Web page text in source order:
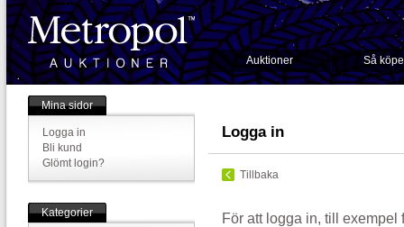
Auktioner Så
Mina sidor
Logga in
Bli kund
Glömt login?
Kategorier
Logga in
Tillbaka
För att logga in, till exempel